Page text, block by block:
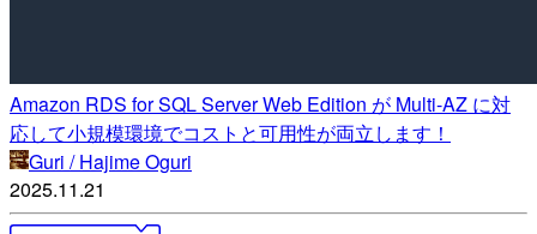
Amazon RDS for SQL Server Web Edition が Multi-AZ に対
応して小規模環境でコストと可用性が両立します！
Guri / Hajime Oguri
2025.11.21